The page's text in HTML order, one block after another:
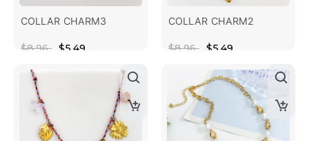
COLLAR CHARM3
$8.96 $5.49
COLLAR CHARM2
$8.96 $5.49